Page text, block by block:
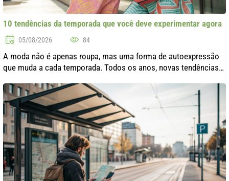
10 tendências da temporada que você deve experimentar agora
05/08/2026 84
A moda não é apenas roupa, mas uma forma de autoexpressão
que muda a cada temporada. Todos os anos, novas tendências
pela natureza. Nesta..